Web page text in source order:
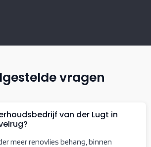
vragen
van der Lugt in
meer renovlies behang, binnen